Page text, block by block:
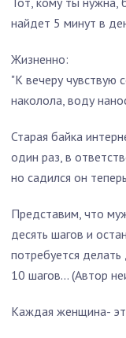
найдет 5 минут в
Жизненно:
"К вечеру чувствую
наколола, воду
Старая байка
один раз, в
но садился он
Представим, что
десять шагов и
потребуется
10 шагов... (Автор
Каждая женщина-